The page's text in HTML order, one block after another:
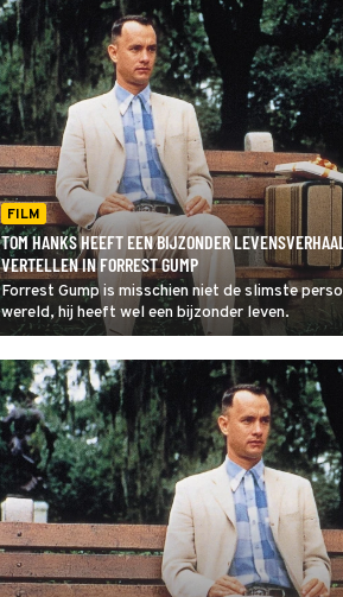
FILM
TOM HANKS HEEFT EEN BIJZONDER
VERTELLEN IN FORREST GUMP
Forrest Gump is misschien niet de slimste
wereld, hij heeft wel een bijzonder leven.